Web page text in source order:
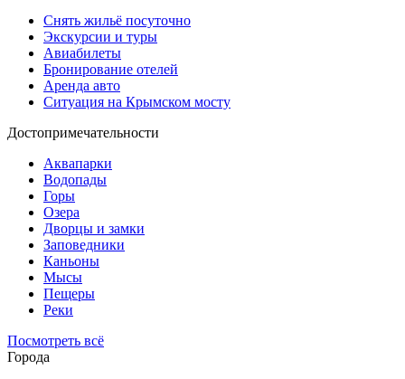
Снять жильё посуточно
Экскурсии и туры
Авиабилеты
Бронирование отелей
Аренда авто
Ситуация на Крымском мосту
Достопримечательности
Аквапарки
Водопады
Горы
Озера
Дворцы и замки
Заповедники
Каньоны
Мысы
Пещеры
Реки
Посмотреть всё
Города